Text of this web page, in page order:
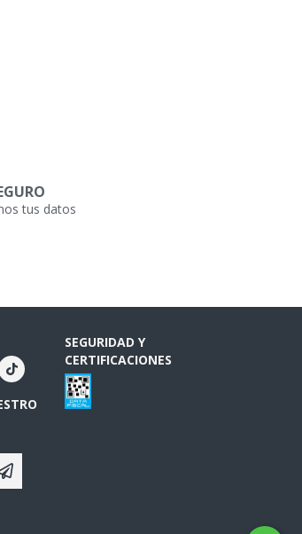
tus datos
SEGURIDAD Y
CERTIFICACIONES